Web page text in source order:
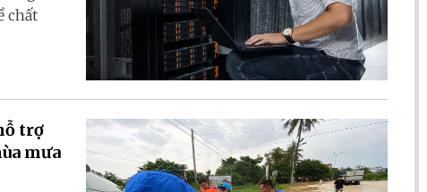
chất
trợ
mưa